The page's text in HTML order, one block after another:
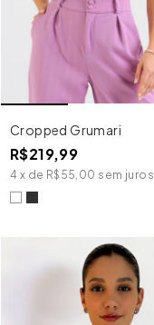
Cropped Grumari
R$219,99
4 x de R$55,00 sem juros